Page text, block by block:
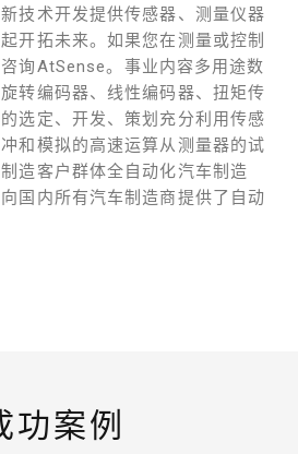
技术开发提供传感器、测量仪器
开拓未来。如果您在测量或控制
询AtSense。事业内容多用途数
转编码器、线性编码器、扭矩传
选定、开发、策划充分利用传感
和模拟的高速运算从测量器的试
造客户群体全自动化汽车制造
国内所有汽车制造商提供了自动
功案例